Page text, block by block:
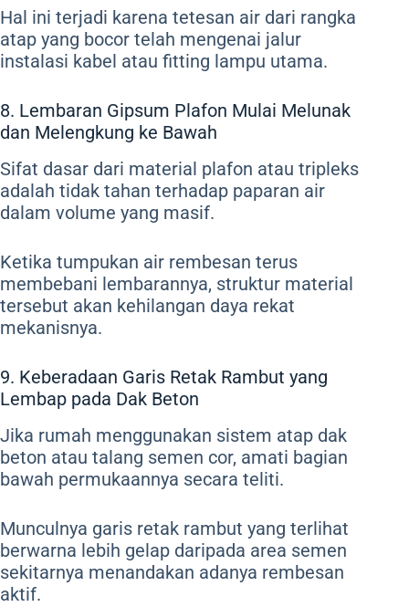
Hal ini terjadi karena tetesan air dari rangka
atap yang bocor telah mengenai jalur
instalasi kabel atau fitting lampu utama.
8. Lembaran Gipsum Plafon Mulai Melunak
dan Melengkung ke Bawah
Sifat dasar dari material plafon atau tripleks
adalah tidak tahan terhadap paparan air
dalam volume yang masif.
Ketika tumpukan air rembesan terus
membebani lembarannya, struktur material
tersebut akan kehilangan daya rekat
mekanisnya.
9. Keberadaan Garis Retak Rambut yang
Lembap pada Dak Beton
Jika rumah menggunakan sistem atap dak
beton atau talang semen cor, amati bagian
bawah permukaannya secara teliti.
Munculnya garis retak rambut yang terlihat
berwarna lebih gelap daripada area semen
sekitarnya menandakan adanya rembesan
aktif.